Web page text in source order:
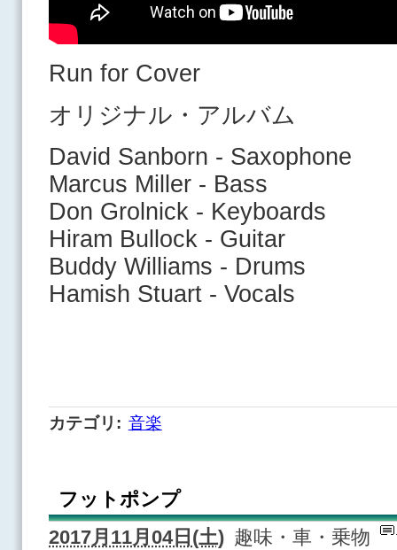
Run for Cover
オリジナル・アルバム
David Sanborn - Saxophone
Marcus Miller - Bass
Don Grolnick - Keyboards
Hiram Bullock - Guitar
Buddy Williams - Drums
Hamish Stuart - Vocals
カテゴリ : 音楽
フットポンプ
2017月11月04日(土) 趣味・車・乗物